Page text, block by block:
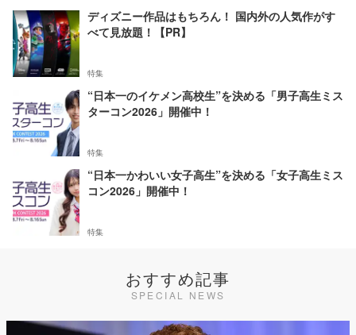
ディズニー作品はもちろん！ 国内外の人気作がす
べて見放題！【PR】
特集
“日本一のイケメン高校生”を決める「男子高生ミス
ターコン2026」開催中！
特集
“日本一かわいい女子高生”を決める「女子高生ミス
コン2026」開催中！
特集
おすすめ記事
SPECIAL NEWS